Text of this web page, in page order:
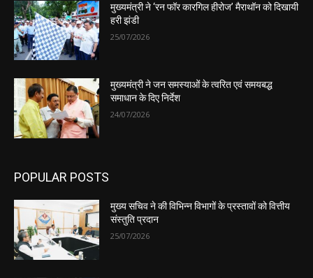
मुख्यमंत्री ने ‘रन फॉर कारगिल हीरोज’ मैराथॉन को दिखायी
हरी झंडी
25/07/2026
मुख्यमंत्री ने जन समस्याओं के त्वरित एवं समयबद्ध
समाधान के दिए निर्देश
24/07/2026
POPULAR POSTS
मुख्य सचिव ने की विभिन्न विभागों के प्रस्तावों को वित्तीय
संस्तुति प्रदान
25/07/2026